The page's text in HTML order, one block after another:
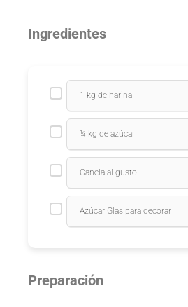
Ingredientes
1 kg de harina
¼ kg de azúcar
Canela al gusto
Azúcar Glas para decorar
Preparación